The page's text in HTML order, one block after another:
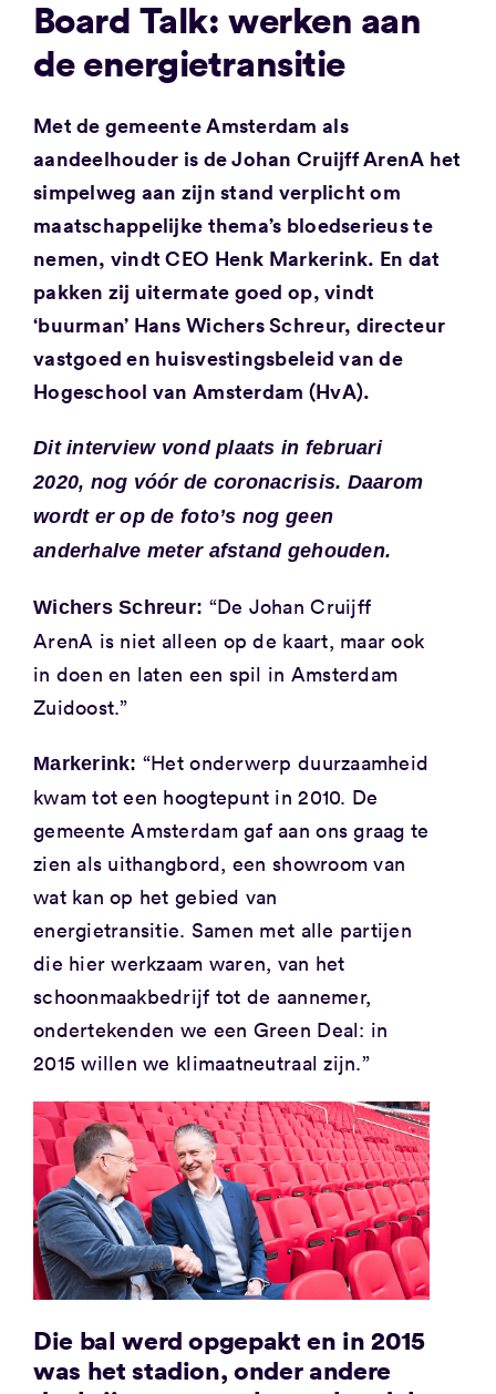
Board Talk: werken aan
de energietransitie
Met de gemeente Amsterdam als
aandeelhouder is de Johan Cruijff ArenA het
simpelweg aan zijn stand verplicht om
maatschappelijke thema’s bloedserieus te
nemen, vindt CEO Henk Markerink. En dat
pakken zij uitermate goed op, vindt
‘buurman’ Hans Wichers Schreur, directeur
vastgoed en huisvestingsbeleid van de
Hogeschool van Amsterdam (HvA).
Dit interview vond plaats in februari
2020, nog vóór de coronacrisis. Daarom
wordt er op de foto’s nog geen
anderhalve meter afstand gehouden.
Wichers Schreur: “De Johan Cruijff
ArenA is niet alleen op de kaart, maar ook
in doen en laten een spil in Amsterdam
Zuidoost.”
Markerink: “Het onderwerp duurzaamheid
kwam tot een hoogtepunt in 2010. De
gemeente Amsterdam gaf aan ons graag te
zien als uithangbord, een showroom van
wat kan op het gebied van
energietransitie. Samen met alle partijen
die hier werkzaam waren, van het
schoonmaakbedrijf tot de aannemer,
ondertekenden we een Green Deal: in
2015 willen we klimaatneutraal zijn.”
Die bal werd opgepakt en in 2015
was het stadion, onder andere